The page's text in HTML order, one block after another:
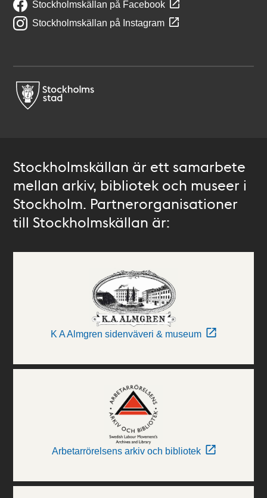
Stockholmskällan på Facebook
Stockholmskällan på Instagram
Stockholmskällan är ett samarbete
mellan arkiv, bibliotek och museer i
Stockholm. Partnerorganisationer
till Stockholmskällan är:
K A Almgren sidenväveri & museum
Arbetarrörelsens arkiv och bibliotek